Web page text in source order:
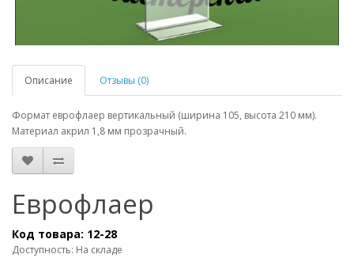
Описание Отзывы (0)
Формат еврофлаер вертикальный (ширина 105, высота 210 мм).
Материал акрил 1,8 мм прозрачный.
Еврофлаер
Код товара: 12-28
Доступность: На складе